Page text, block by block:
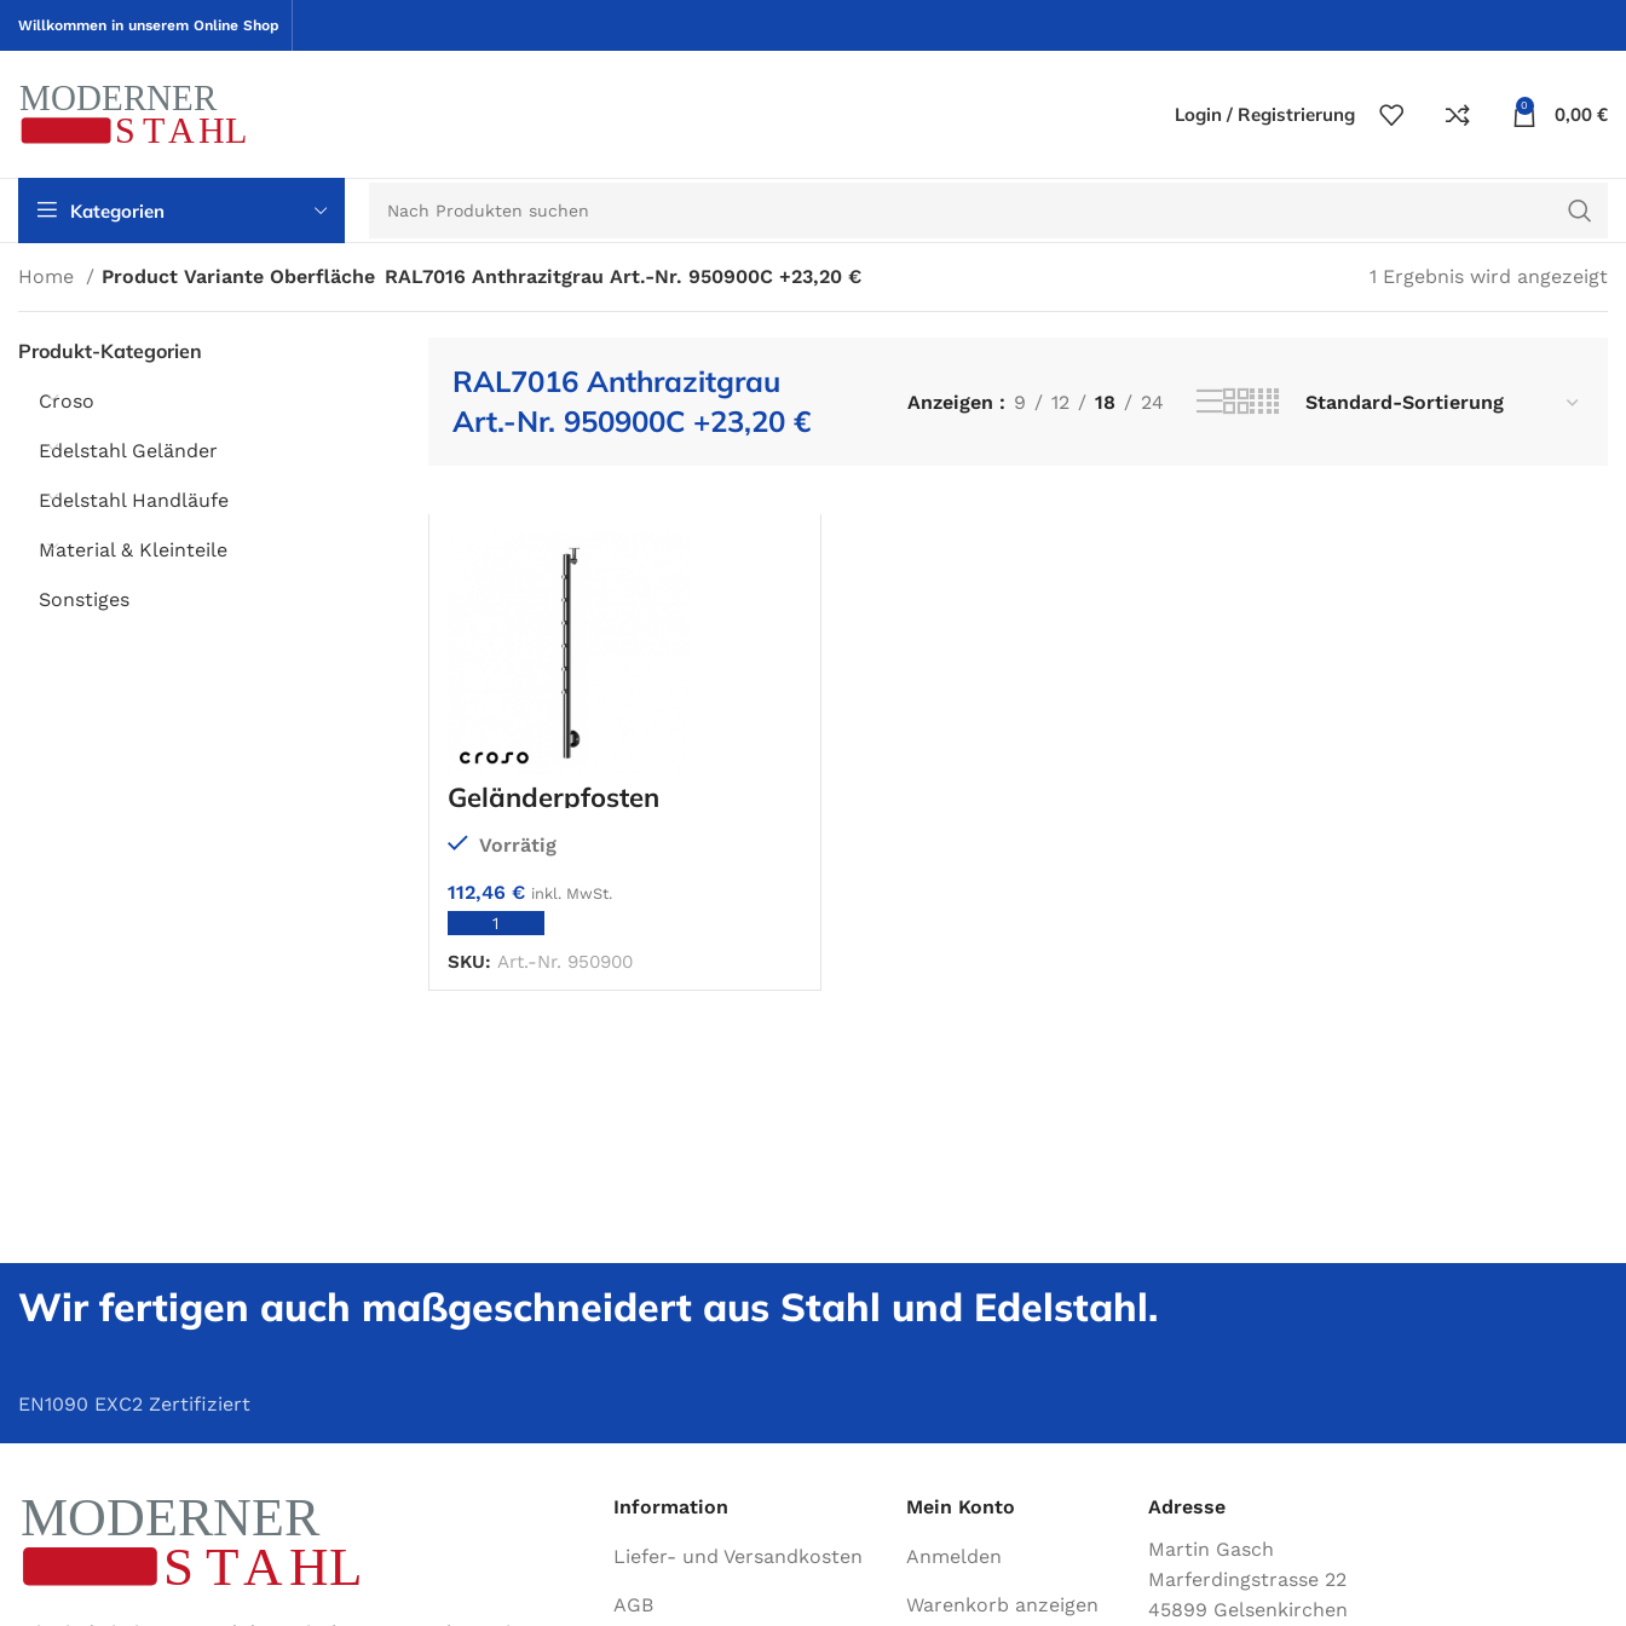
Willkommen in unserem Online Shop
Login / Registrierung 0 0,00 €
Kategorien
Home Product Variante Oberfläche RAL7016 Anthrazitgrau Art.-Nr. 950900C +23,20 € 1 Ergebnis wird angezeigt
Produkt-Kategorien
Croso
Edelstahl Geländer
Edelstahl Handläufe
Material & Kleinteile
Sonstiges
RAL7016 Anthrazitgrau
Art.-Nr. 950900C +23,20 €
Anzeigen 9 12 18 24
Geländerpfosten
Vorrätig
112,46 € inkl. MwSt.
SKU: Art.-Nr. 950900
Wir fertigen auch maßgeschneidert aus Stahl und Edelstahl.
EN1090 EXC2 Zertifiziert
Information
Liefer- und Versandkosten
AGB
Mein Konto
Anmelden
Warenkorb anzeigen
Adresse
Martin Gasch
Marferdingstrasse 22
45899 Gelsenkirchen